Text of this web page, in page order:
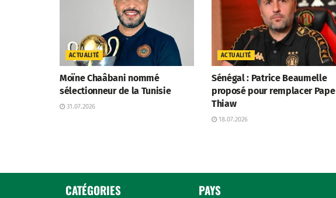
ACTUALITÉ
Moïne Chaâbani nommé
sélectionneur de la Tunisie
31.07.2026
ACTUALITÉ
Sénégal : Patrice Beaumelle
proposé pour remplacer Pape
Thiaw
18.07.2026
CATÉGORIES PAYS